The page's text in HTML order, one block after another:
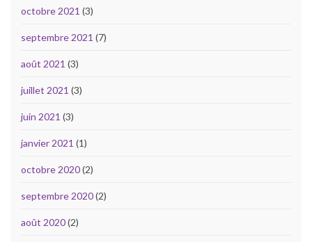
octobre 2021 (3)
septembre 2021 (7)
août 2021 (3)
juillet 2021 (3)
juin 2021 (3)
janvier 2021 (1)
octobre 2020(2)
septembre 2020(2)
août 2020(2)